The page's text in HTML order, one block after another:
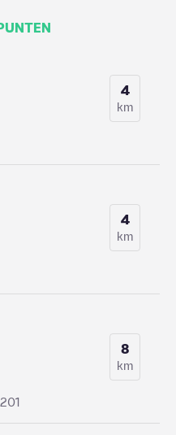
4
km
4
km
8
km